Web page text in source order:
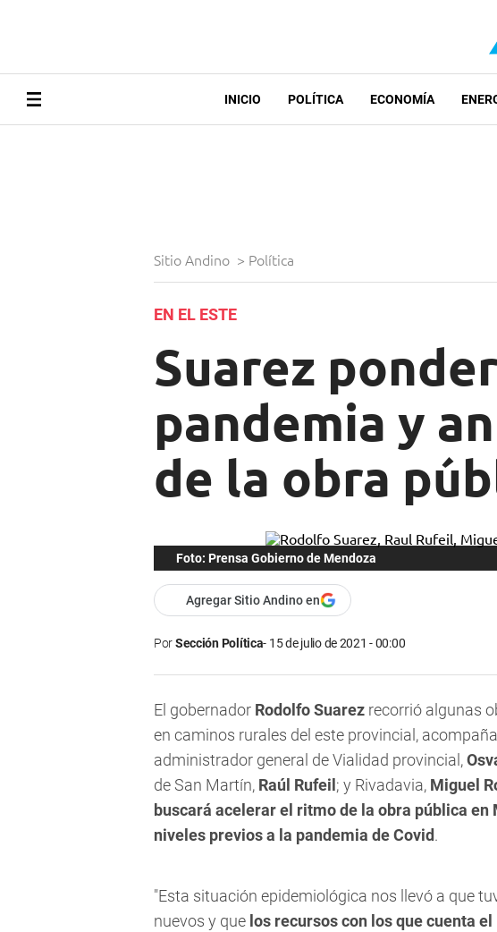
INICIO POLÍTICA ECONOMÍA
Sitio Andino > Política
EN EL ESTE
Suarez
pandemia y
de la obra
Foto: Prensa Gobierno de Mendoza
Agregar Sitio Andino en
PorSección Política 15 de julio de 2021 - 00:00
El gobernador Rodolfo Suarez recorrió algunas
en caminos rurales del este provincial,
administrador general de Vialidad provincial,
de San Martín, Raúl Rufeil ; y Rivadavia, Miguel
buscará acelerar el ritmo de la obra pública en
niveles previos a la pandemia de Covid.
"Esta situación epidemiológica nos llevó a que
nuevos y que los recursos con los que cuenta